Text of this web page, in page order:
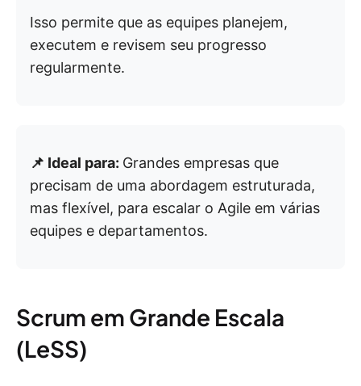
Isso permite que as equipes planejem,
executem e revisem seu progresso
regularmente.
📌 Ideal para: Grandes empresas que
precisam de uma abordagem estruturada,
mas flexível, para escalar o Agile em várias
equipes e departamentos.
Scrum em Grande Escala
(LeSS)